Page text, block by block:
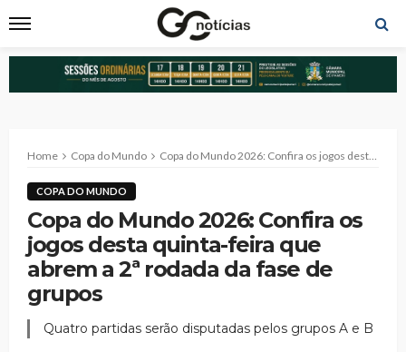
Home Copa do Mundo Copa do Mundo 2026: Confira os jogos desta quinta-feira que abrem a 2ª rodada da fase de grupos
COPA DO MUNDO
Copa do Mundo 2026: Confira os
jogos desta quinta-feira que
abrem a 2ª rodada da fase de
grupos
Quatro partidas serão disputadas pelos grupos A e B